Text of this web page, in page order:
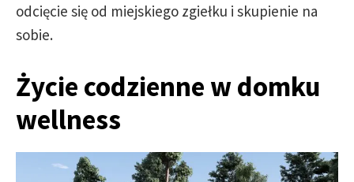
odcięcie się od miejskiego zgiełku i skupienie na
sobie.
Życie codzienne w domku
wellness